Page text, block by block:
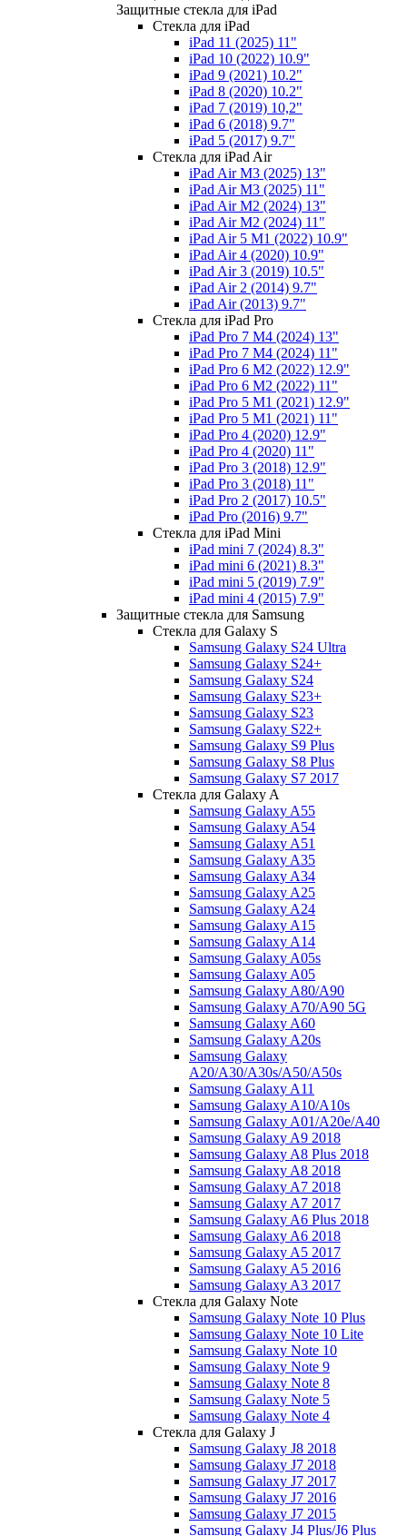
Защитные стекла для iPad
Стекла для iPad
iPad 11 (2025) 11"
iPad 10 (2022) 10.9"
iPad 9 (2021) 10.2"
iPad 8 (2020) 10.2"
iPad 7 (2019) 10,2"
iPad 6 (2018) 9.7"
iPad 5 (2017) 9.7"
Стекла для iPad Air
iPad Air M3 (2025) 13"
iPad Air M3 (2025) 11"
iPad Air M2 (2024) 13"
iPad Air M2 (2024) 11"
iPad Air 5 M1 (2022) 10.9"
iPad Air 4 (2020) 10.9"
iPad Air 3 (2019) 10.5"
iPad Air 2 (2014) 9.7"
iPad Air (2013) 9.7"
Стекла для iPad Pro
iPad Pro 7 M4 (2024) 13"
iPad Pro 7 M4 (2024) 11"
iPad Pro 6 M2 (2022) 12.9"
iPad Pro 6 M2 (2022) 11"
iPad Pro 5 M1 (2021) 12.9"
iPad Pro 5 M1 (2021) 11"
iPad Pro 4 (2020) 12.9"
iPad Pro 4 (2020) 11"
iPad Pro 3 (2018) 12.9"
iPad Pro 3 (2018) 11"
iPad Pro 2 (2017) 10.5"
iPad Pro (2016) 9.7"
Стекла для iPad Mini
iPad mini 7 (2024) 8.3"
iPad mini 6 (2021) 8.3"
iPad mini 5 (2019) 7.9"
iPad mini 4 (2015) 7.9"
Защитные стекла для Samsung
Стекла для Galaxy S
Samsung Galaxy S24 Ultra
Samsung Galaxy S24+
Samsung Galaxy S24
Samsung Galaxy S23+
Samsung Galaxy S23
Samsung Galaxy S22+
Samsung Galaxy S9 Plus
Samsung Galaxy S8 Plus
Samsung Galaxy S7 2017
Стекла для Galaxy A
Samsung Galaxy A55
Samsung Galaxy A54
Samsung Galaxy A51
Samsung Galaxy A35
Samsung Galaxy A34
Samsung Galaxy A25
Samsung Galaxy A24
Samsung Galaxy A15
Samsung Galaxy A14
Samsung Galaxy A05s
Samsung Galaxy A05
Samsung Galaxy A80/A90
Samsung Galaxy A70/A90 5G
Samsung Galaxy A60
Samsung Galaxy A20s
Samsung Galaxy
A20/A30/A30s/A50/A50s
Samsung Galaxy A11
Samsung Galaxy A10/A10s
Samsung Galaxy A01/A20e/A40
Samsung Galaxy A9 2018
Samsung Galaxy A8 Plus 2018
Samsung Galaxy A8 2018
Samsung Galaxy A7 2018
Samsung Galaxy A7 2017
Samsung Galaxy A6 Plus 2018
Samsung Galaxy A6 2018
Samsung Galaxy A5 2017
Samsung Galaxy A5 2016
Samsung Galaxy A3 2017
Стекла для Galaxy Note
Samsung Galaxy Note 10 Plus
Samsung Galaxy Note 10 Lite
Samsung Galaxy Note 10
Samsung Galaxy Note 9
Samsung Galaxy Note 8
Samsung Galaxy Note 5
Samsung Galaxy Note 4
Стекла для Galaxy J
Samsung Galaxy J8 2018
Samsung Galaxy J7 2018
Samsung Galaxy J7 2017
Samsung Galaxy J7 2016
Samsung Galaxy J7 2015
Samsung Galaxy J4 Plus/J6 Plus